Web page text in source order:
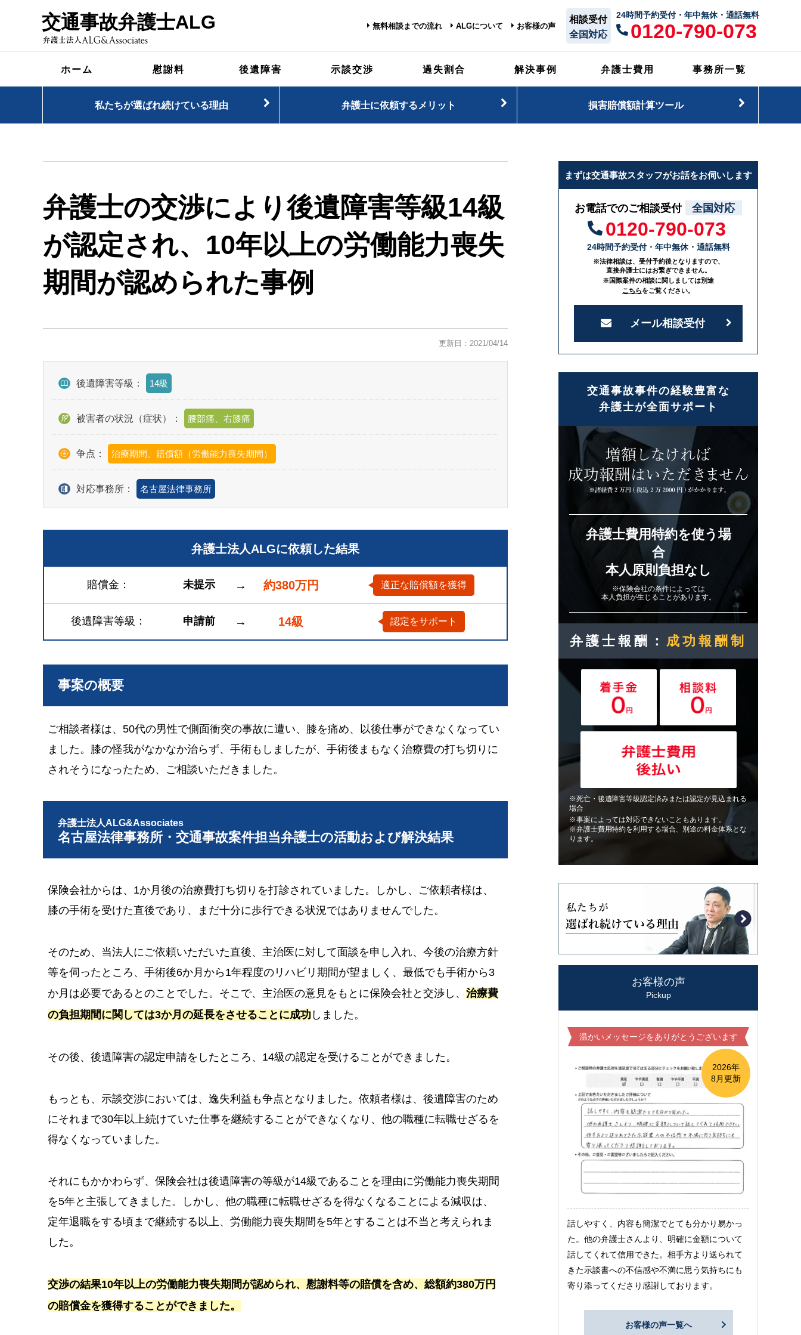
交通事故弁護士ALG 無料相談までの流れ ALGについて お客様の声
相談受付
全国対応
24時間予約受付・年中無休・通話無料
0120-790-073
ホーム 慰謝料 後遺障害 示談交渉 過失割合 解決事例 弁護士費用 事務所一覧
私たちが選ばれ続けている理由 弁護士に依頼するメリット 損害賠償額計算ツール
弁護士の交渉により後遺障害等級14級
が認定され、10年以上の労働能力喪失
期間が認められた事例
更新日：2021/04/14
後遺障害等級： 14級
被害者の状況（症状）： 腰部痛、右膝痛
争点： 治療期間、賠償額（労働能力喪失期間）
対応事務所： 名古屋法律事務所
弁護士法人ALGに依頼した結果
賠償金 未提示 → 約380万円 適正な賠償額を獲得
後遺障害等級 申請前 → 14級 認定をサポート
事案の概要
ご相談者様は、50代の男性で側面衝突の事故に遭い、膝を痛め、以後仕事ができなくなってい
ました。膝の怪我がなかなか治らず、手術もしましたが、手術後まもなく治療費の打ち切りに
されそうになったため、ご相談いただきました。
弁護士法人ALG&Associates
名古屋法律事務所・交通事故案件担当弁護士の活動および解決結果
保険会社からは、1か月後の治療費打ち切りを打診されていました。しかし、ご依頼者様は、
膝の手術を受けた直後であり、まだ十分に歩行できる状況ではありませんでした。
そのため、当法人にご依頼いただいた直後、主治医に対して面談を申し入れ、今後の治療方針
等を伺ったところ、手術後6か月から1年程度のリハビリ期間が望ましく、最低でも手術から3
か月は必要であるとのことでした。そこで、主治医の意見をもとに保険会社と交渉し、 治療費
の負担期間に関しては3か月の延長をさせることに成功しました。
その後、後遺障害の認定申請をしたところ、14級の認定を受けることができました。
もっとも、示談交渉においては、逸失利益も争点となりました。依頼者様は、後遺障害のため
にそれまで30年以上続けていた仕事を継続することができなくなり、他の職種に転職せざるを
得なくなっていました。
それにもかかわらず、保険会社は後遺障害の等級が14級であることを理由に労働能力喪失期間
を5年と主張してきました。しかし、他の職種に転職せざるを得なくなることによる減収は、
定年退職をする頃まで継続する以上、労働能力喪失期間を5年とすることは不当と考えられま
した。
交渉の結果10年以上の労働能力喪失期間が認められ、慰謝料等の賠償を含め、総額約380万円
の賠償金を獲得することができました。
まずは交通事故スタッフがお話をお伺いします
お電話でのご相談受付 全国対応
0120-790-073
24時間予約受付・年中無休・通話無料
※法律相談は、受付予約後となりますので、
直接弁護士にはお繋ぎできません。
※国際案件の相談に関しましては別途
こちらをご覧ください。
メール相談受付
交通事故事件の経験豊富な
弁護士が全面サポート
弁護士費用特約を使う場
合
本人原則負担なし
※保険会社の条件によっては
本人負担が生じることがあります。
弁護士報酬： 成功報酬制
※死亡・後遺障害等級認定済みまたは認定が見込まれる
場合
※事案によっては対応できないこともあります。
※弁護士費用特約を利用する場合、別途の料金体系とな
ります。
お客様の声
Pickup
温かいメッセージをありがとうございます
2026年
8月更新
話しやすく、内容も簡潔でとても分かり易かっ
た。他の弁護士さんより、明確に金額について
話してくれて信用できた。相手方より送られて
きた示談書への不信感や不満に思う気持ちにも
寄り添ってくださり感謝しております。
お客様の声一覧へ